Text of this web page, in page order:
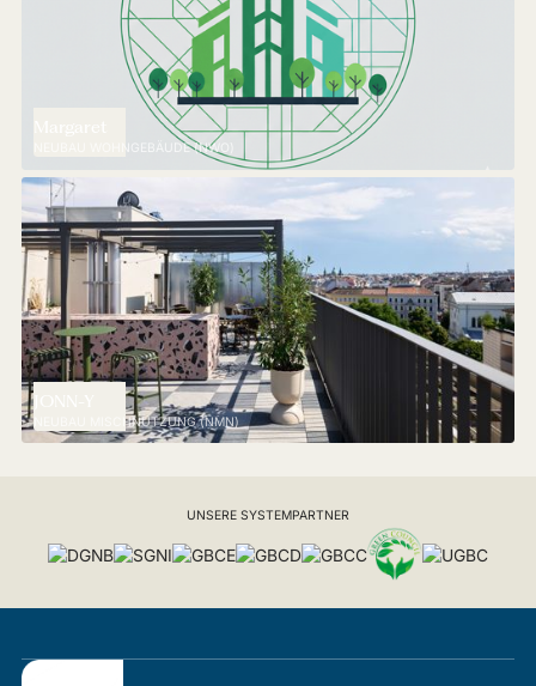
NEUBAU WOHNGEBÄUDE (NWO)
NEUBAU MISCHNUTZUNG (NMN)
UNSERE SYSTEMPARTNER